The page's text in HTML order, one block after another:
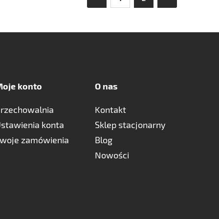
konto
konta
zamówienia
O nas
Kontakt
Sklep stacjonarny
Blog
Nowości